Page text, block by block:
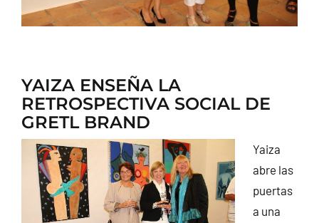
YAIZA ENSEÑA LA
RETROSPECTIVA SOCIAL DE
GRETL BRAND
Yaiza
abre las
puertas
a una